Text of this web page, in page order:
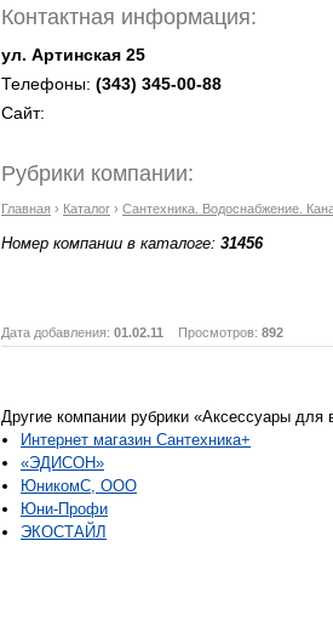
Контактная информация:
ул. Артинская 25
Телефоны: (343) 345-00-88
Сайт:
Рубрики компании:
Главная › Каталог › Сантехника. Водоснабжение.
Номер компании в каталоге: 31456
Дата добавления: 01.02.11 Просмотров: 892
Другие компании рубрики «Аксессуары для
Интернет магазин Сантехника+
«ЭДИСОН»
ЮникомС, ООО
Юни-Профи
ЭКОСТАЙЛ